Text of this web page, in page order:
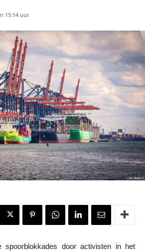
15:14 uur
spoorblokkades door activisten in het